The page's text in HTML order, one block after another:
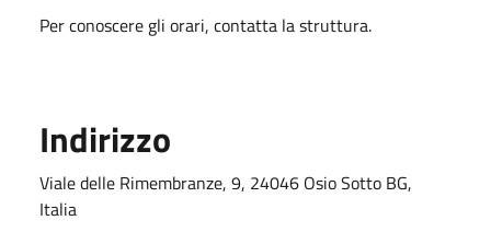
Per conoscere gli orari, contatta la struttura.
Indirizzo
Viale delle Rimembranze, 9, 24046 Osio Sotto BG,
Italia